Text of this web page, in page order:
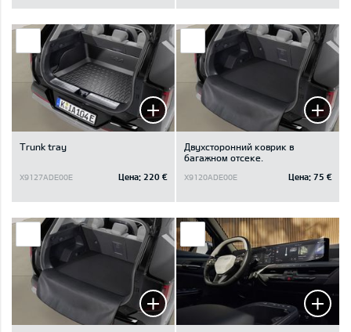
Trunk tray
X9127ADE00E Цена: 220 €
Двухсторонний коврик в
багажном отсеке.
X9120ADE00E Цена: 75 €